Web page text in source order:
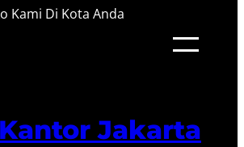
Kami Di Kota Anda
Jakarta